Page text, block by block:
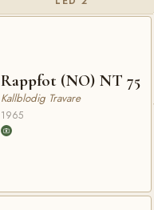
Rappfot (NO) NT 75
Kallblodig Travare
1965